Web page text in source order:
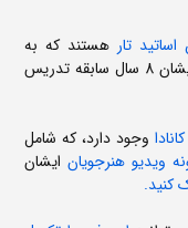
اساتید تارهستند که به
می‌دهند. ضمنا ایشان 8 سال سابقه تدریس
وجود دارد، که شامل
ویدیو هنرجویانایشان
کنید.